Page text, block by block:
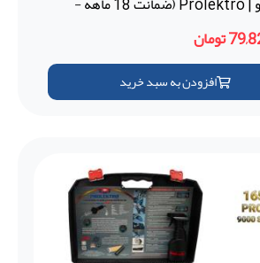
افزودن به سبد خرید